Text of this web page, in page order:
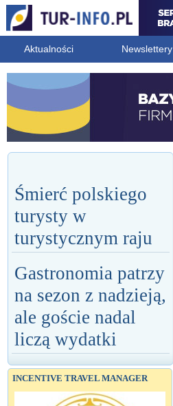
Aktualności Newslettery
Śmierć polskiego
turysty w
turystycznym raju
Gastronomia patrzy
na sezon z nadzieją,
ale goście nadal
liczą wydatki
INCENTIVE TRAVEL MANAGER